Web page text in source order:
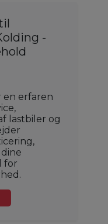
-
en erfaren
lastbiler og
for